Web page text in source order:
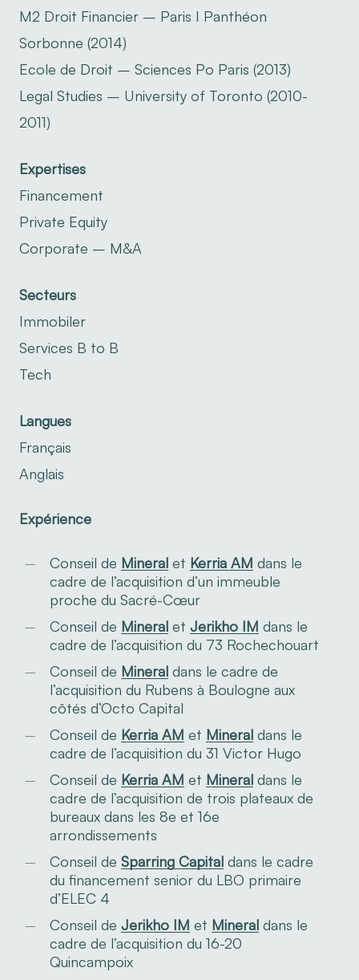
M2 Droit Financier – Paris I Panthéon
Sorbonne (2014)
Ecole de Droit – Sciences Po Paris (2013)
Legal Studies – University of Toronto (2010-
2011)
Expertises
Financement
Private Equity
Corporate – M&A
Secteurs
Immobiler
Services B to B
Tech
Langues
Français
Anglais
Expérience
Conseil de Mineralet Kerria AM dans le
cadre de l’acquisition d’un immeuble
proche du Sacré-Cœur
Conseil de Mineral et Jerikho IM dans le
cadre de l’acquisition du 73 Rochechouart
Conseil de Mineral dans le cadre de
l’acquisition du Rubens à Boulogne aux
côtés d’Octo Capital
Conseil de Kerria AM et Mineraldans le
cadre de l’acquisition du 31 Victor Hugo
Conseil de Kerria AM et Mineraldans le
cadre de l’acquisition de trois plateaux de
bureaux dans les 8e et 16e
arrondissements
Conseil de Sparring Capitaldans le cadre
du financement senior du LBO primaire
d’ELEC 4
Conseil de Jerikho IM et Mineraldans le
cadre de l’acquisition du 16-20
Quincampoix